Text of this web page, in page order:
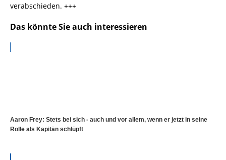
verabschieden. +++
Das könnte Sie auch interessieren
Aaron Frey: Stets bei sich - auch und vor allem, wenn er jetzt in seine
Rolle als Kapitän schlüpft